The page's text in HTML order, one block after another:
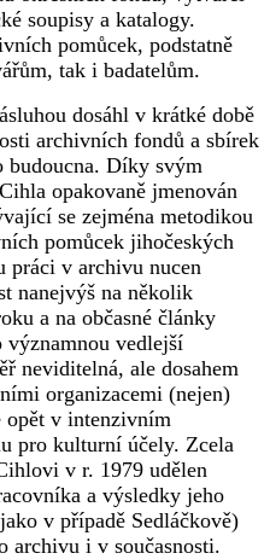
soupisy a katalogy.
pomůcek, podstatně
tak i badatelům.
dosáhl v krátké době
archivních fondů a sbírek
budoucna. Díky svým
opakovaně jmenován
se zejména metodikou
pomůcek jihočeských
práci v archivu nucen
nanejvýš na několik
a na občasné články
vedlejší
neviditelná, ale dosahem
organizacemi (nejen)
opět v intenzivním
pro kulturní účely. Zcela
v r. 1979 udělen
a výsledky jeho
v případě Sedláčkově)
archivu i v současnosti.